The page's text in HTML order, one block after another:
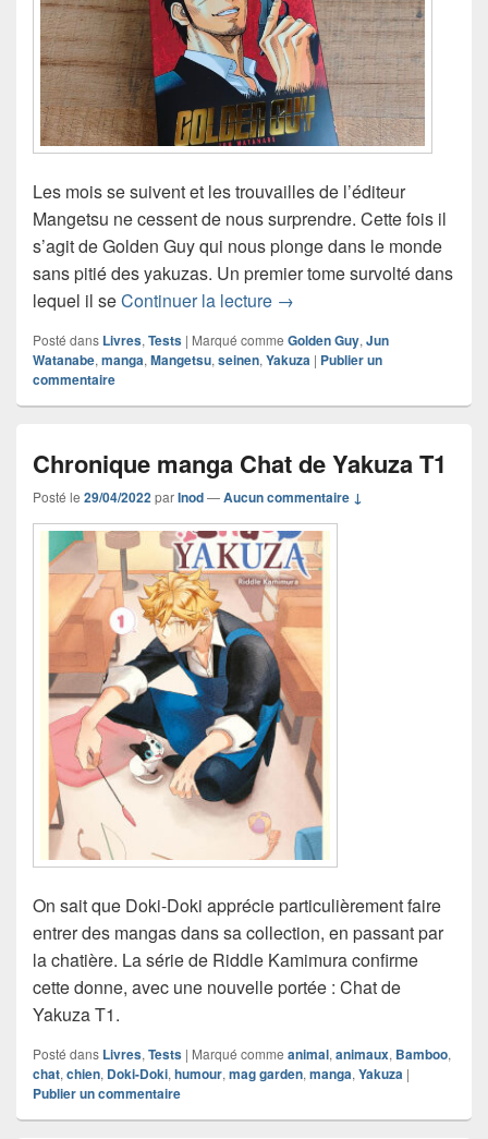
Les mois se suivent et les trouvailles de l’éditeur
Mangetsu ne cessent de nous surprendre. Cette fois il
s’agit de Golden Guy qui nous plonge dans le monde
sans pitié des yakuzas. Un premier tome survolté dans
lequel il seContinuer la lecture Golden Guy tome 01 –
→
Posté dans Livres, Tests | Marqué comme Golden Guy, Jun
Watanabe, manga, Mangetsu, seinen, Yakuza | Publier un
commentaire
Chronique manga Chat de Yakuza T1
Posté le 29/04/2022parInod—Aucun commentaire ↓
On sait que Doki-Doki apprécie particulièrement faire
entrer des mangas dans sa collection, en passant par
la chatière. La série de Riddle Kamimura confirme
cette donne, avec une nouvelle portée : Chat de
Yakuza T1.
Posté dans Livres, Tests | Marqué comme animal, animaux, Bamboo,
chat, chien, Doki-Doki, humour, mag garden, manga, Yakuza |
Publier un commentaire